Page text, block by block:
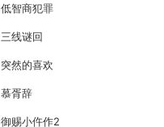
低智商犯罪
三线谜回
突然的喜欢
慕胥辞
御赐小仵作2